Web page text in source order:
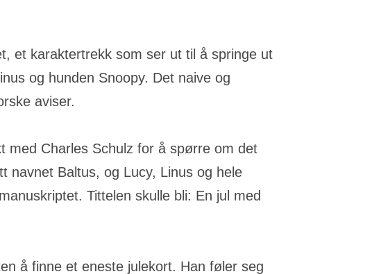
et karaktertrekk som ser ut til å springe ut
og hunden Snoopy. Det naive og
aviser.
med Charles Schulz for å spørre om det
navnet Baltus, og Lucy, Linus og hele
Tittelen skulle bli: En jul med
å finne et eneste julekort. Han føler seg